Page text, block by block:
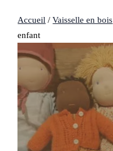
Accueil /Vaisselle en bois
enfant